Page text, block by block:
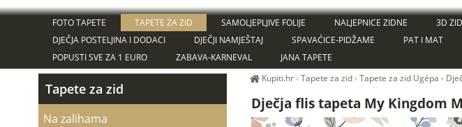
Dječja flis tapeta My Kingdom
Tapete za zid
Na zalihama
FOTO TAPETE TAPETE ZA ZID SAMOLJEPLJIVE FOLIJE NALJEPNICE ZIDNE 3D
DJEČJA POSTELJINA I DODACI
DJEČJI NAMJEŠTAJ SPAVAĆICE-PIDŽAME PAT I MAT
POPUSTI SVE ZA 1 EURO
ZABAVA-KARNEVAL JANA TAPETE
Kupiti.hr›Tapete za zid ›Tapete za zid Ugépa ›